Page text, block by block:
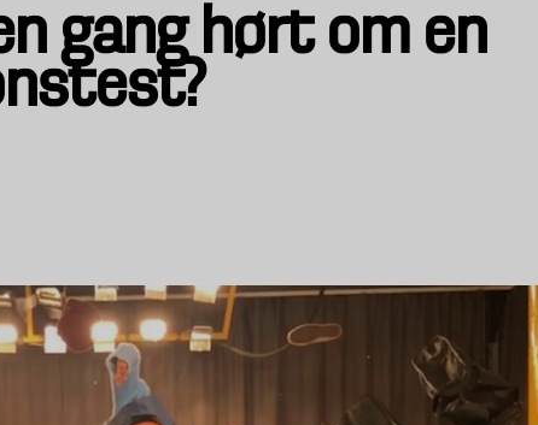
gang hørt om en